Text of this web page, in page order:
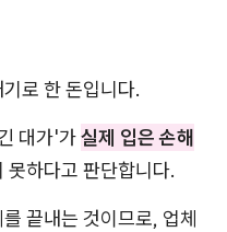
로 한 돈입니다.
대가'가실제 입은 손해
못하다고 판단합니다.
끝내는 것이므로, 업체